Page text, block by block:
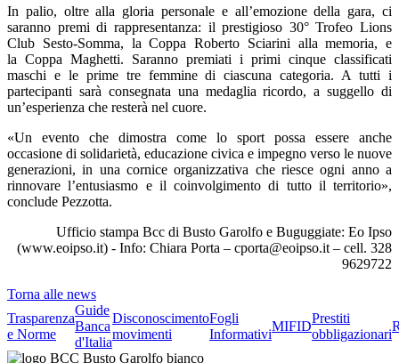
In palio, oltre alla gloria personale e all’emozione della gara, ci
saranno premi di rappresentanza: il prestigioso 30° Trofeo Lions
Club Sesto-Somma, la Coppa Roberto Sciarini alla memoria, e
la Coppa Maghetti. Saranno premiati i primi cinque classificati
maschi e le prime tre femmine di ciascuna categoria. A tutti i
partecipanti sarà consegnata una medaglia ricordo, a suggello di
un’esperienza che resterà nel cuore.
«Un evento che dimostra come lo sport possa essere anche
occasione di solidarietà, educazione civica e impegno verso le nuove
generazioni, in una cornice organizzativa che riesce ogni anno a
rinnovare l’entusiasmo e il coinvolgimento di tutto il territorio»,
conclude Pezzotta.
Ufficio stampa Bcc di Busto Garolfo e Buguggiate: Eo Ipso
(www.eoipso.it) - Info: Chiara Porta – cporta@eoipso.it – cell. 328
9629722
Torna alle news
Trasparenza
e Norme
Guide
Banca
d'Italia
Disconoscimento
movimenti
Fogli
Informativi
MIFID
Prestiti
obbligazionari